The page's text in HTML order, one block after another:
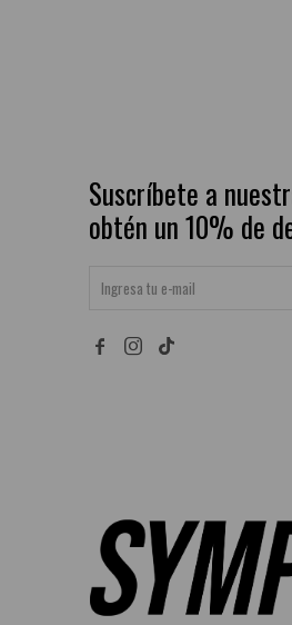
Suscríbete a
obtén un 10% de
 